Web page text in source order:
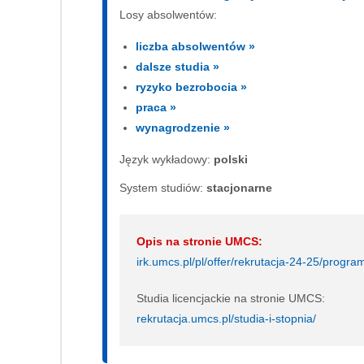
Losy absolwentów:
liczba absolwentów »
dalsze studia »
ryzyko bezrobocia »
praca »
wynagrodzenie »
Język wykładowy: polski
System studiów: sta­cjo­nar­ne
Opis na stronie UMCS:
irk.umcs.pl/pl/offer/rekrutacja-24-25/
Studia licencjackie na stronie UMCS:
rekrutacja.umcs.pl/studia-i-stopnia/